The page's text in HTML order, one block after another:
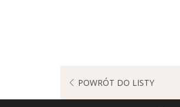
POWRÓT DO LISTY